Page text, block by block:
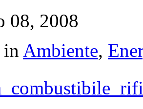
08, 2008
in Ambiente,